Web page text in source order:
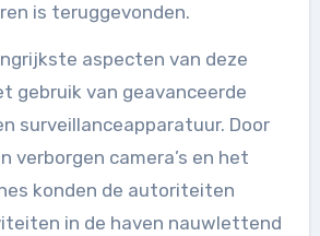
is teruggevonden.
aspecten van deze
gebruik van geavanceerde
surveillanceapparatuur. Door
verborgen camera’s en het
konden de autoriteiten
in de haven nauwlettend